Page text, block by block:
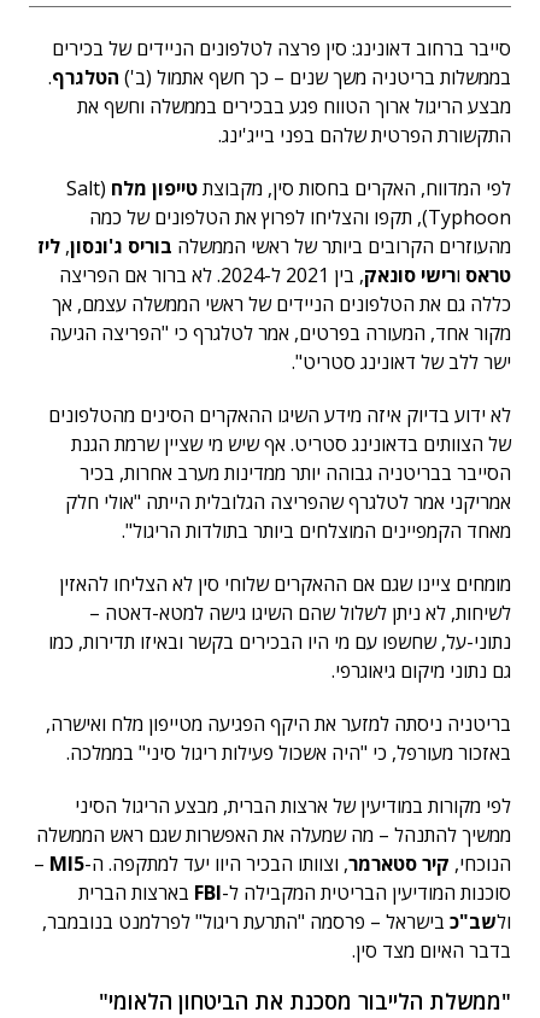
סייבר ברחוב דאונינג: סין פרצה לטלפונים הניידים של בכירים
בממשלות בריטניה משך שנים – כך חשף אתמול (ב') הטלגרף.
מבצע הריגול ארוך הטווח פגע בבכירים בממשלה וחשף את
התקשורת הפרטית שלהם בפני בייג'ינג.
לפי המדווח, האקרים בחסות סין, מקבוצתטייפון מלח (Salt
Typhoon), תקפו והצליחו לפרוץ את הטלפונים של כמה
מהעוזרים הקרובים ביותר של ראשי הממשלה בוריס ג'ונסון, ליז
טראס ורישי סונאק
, בין 2021 ל-2024. לא ברור אם הפריצה
כללה גם את הטלפונים הניידים של ראשי הממשלה עצמם, אך
מקור אחד, המעורה בפרטים, אמר לטלגרף כי "הפריצה הגיעה
ישר ללב של דאונינג סטריט".
לא ידוע בדיוק איזה מידע השיגו ההאקרים הסינים מהטלפונים
של הצוותים בדאונינג סטריט. אף שיש מי שציין שרמת הגנת
הסייבר בבריטניה גבוהה יותר ממדינות מערב אחרות, בכיר
אמריקני אמר לטלגרף שהפריצה הגלובלית הייתה "אולי חלק
מאחד הקמפיינים המוצלחים ביותר בתולדות הריגול".
מומחים ציינו שגם אם ההאקרים שלוחי סין לא הצליחו להאזין
לשיחות, לא ניתן לשלול שהם השיגו גישה למטא-דאטה –
נתוני-על, שחשפו עם מי היו הבכירים בקשר ובאיזו תדירות, כמו
גם נתוני מיקום גיאוגרפי.
בריטניה ניסתה למזער את היקף הפגיעה מטייפון מלח ואישרה,
באזכור מעורפל, כי "היה אשכול פעילות ריגול סיני" בממלכה.
לפי מקורות במודיעין של ארצות הברית, מבצע הריגול הסיני
ממשיך להתנהל – מה שמעלה את האפשרות שגם ראש הממשלה
הנוכחי, קיר סטארמר, וצוותו הבכיר היוו יעד למתקפה. ה-MI5
–
סוכנות המודיעין הבריטית המקבילה ל-FBI בארצות הברית
ולשב"כ בישראל – פרסמה "התרעת ריגול" לפרלמנט בנובמבר,
בדבר האיום מצד סין.
"ממשלת הלייבור מסכנת את הביטחון הלאומי"